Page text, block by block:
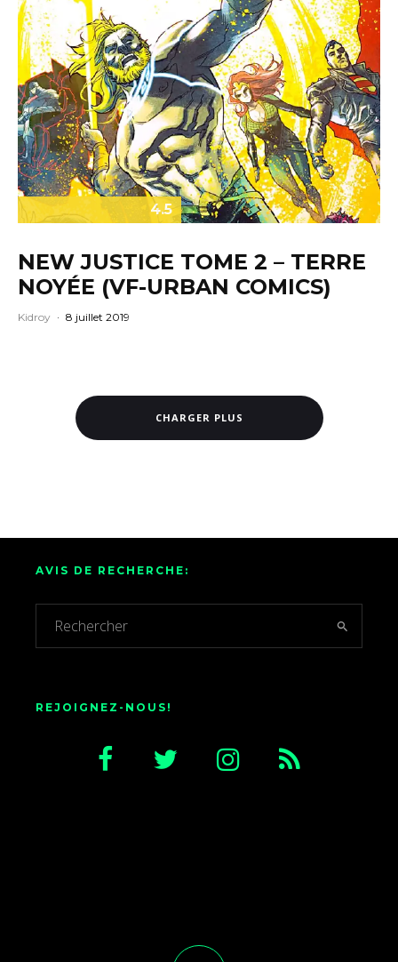
4.5
NEW JUSTICE TOME 2 – TERRE
NOYÉE (VF-URBAN COMICS)
Kidroy · 8 juillet 2019
CHARGER PLUS
AVIS DE RECHERCHE:
REJOIGNEZ-NOUS!